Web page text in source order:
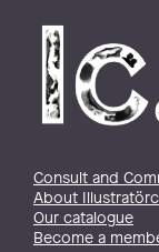
Consult and
About
Our catalogue
Become a